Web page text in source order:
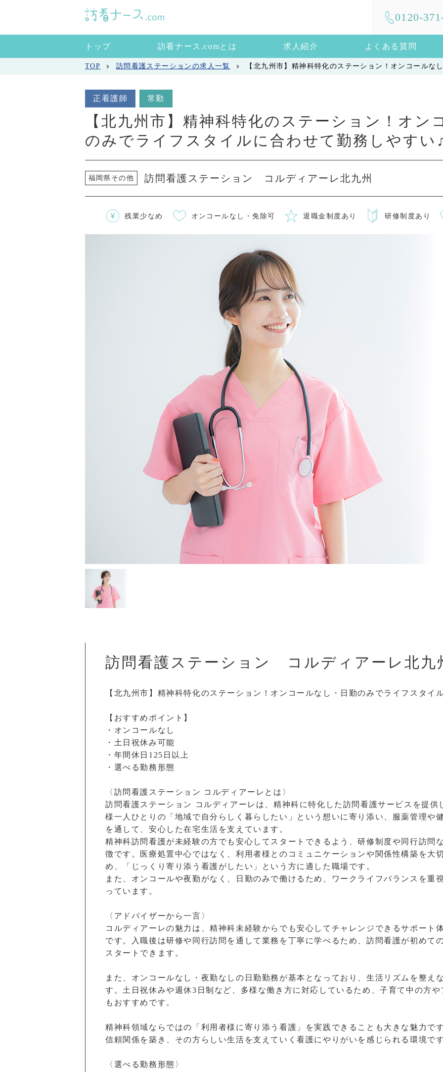
0120-
トップ 訪看ナース.comとは 求人紹介 よくある質問
TOP 訪問看護ステーションの求人一覧 【北九州市】精神科特化のステーション！オンコール
正看護師 常勤
【北九州市】精神科特化のステーション！オン
のみでライフスタイルに合わせて勤務しやす
福岡県その他 訪問看護ステーション コルディアーレ北九州
残業少なめ オンコールなし・免除可 退職金制度あり 研修制度あり
訪問看護ステーション コルディアーレ北九
【北九州市】精神科特化のステーション！オンコールなし・日勤のみでライフスタイ
【おすすめポイント】
・オンコールなし
・土日祝休み可能
・年間休日125日以上
・選べる勤務形態
〈訪問看護ステーション コルディアーレとは〉
訪問看護ステーション コルディアーレは、精神科に特化した訪問看護サービスを提
様一人ひとりの「地域で自分らしく暮らしたい」という想いに寄り添い、服薬管理や
を通して、安心した在宅生活を支えています。
精神科訪問看護が未経験の方でも安心してスタートできるよう、研修制度や同行訪問
徴です。医療処置中心ではなく、利用者様とのコミュニケーションや関係性構築を大
め、「じっくり寄り添う看護がしたい」という方に適した職場です。
また、オンコールや夜勤がなく、日勤のみで働けるため、ワークライフバランスを重
っています。
〈アドバイザーから一言〉
コルディアーレの魅力は、精神科未経験からでも安心してチャレンジできるサポート
です。入職後は研修や同行訪問を通して業務を丁寧に学べるため、訪問看護が初めて
スタートできます。
また、オンコールなし・夜勤なしの日勤勤務が基本となっており、生活リズムを整え
す。土日祝休みや週休3日制など、多様な働き方に対応しているため、子育て中の方
もおすすめです。
精神科領域ならではの「利用者様に寄り添う看護」を実践できることも大きな魅力で
信頼関係を築き、その方らしい生活を支えていく看護にやりがいを感じられる環境で
〈選べる勤務形態〉